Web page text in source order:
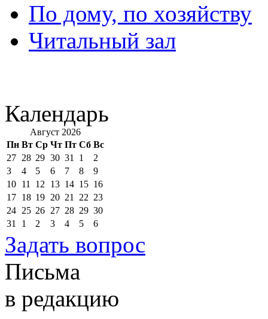
По дому, по хозяйству
Читальный зал
Календарь
Август 2026
Пн Вт Ср Чт Пт Сб Вс
27 28 29 30 31 1
2
3
4 5 6 7 8
9
10 11 12 13 14 15 16
17 18 19 20 21 22 23
24 25 26 27 28 29 30
31
1 2 3 4 5 6
Задать вопрос
Письма
в редакцию